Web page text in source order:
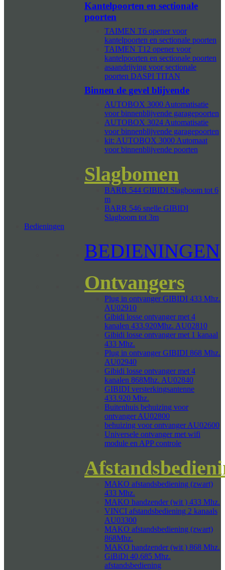
Kantelpoorten en sectionale
poorten
TAIMEN T6 opener voor
kantelpoorten en sectionale poorten
TAIMEN T12 opener voor
kantelpoorten en sectionale poorten
asaandrijving voor sectionale
poorten DASPI TITAN
Binnen de gevel blijvende
AUTOBOX 3000 Automatisatie
voor binnenblijvende garagepoorten
AUTOBOX 3024 Automatisatie
voor binnenblijvende garagepoorten
kit: AUTOBOX 3000 Automaat
voor binnenblijvende poorten
Slagbomen
BARR 544 GIBIDI Slagboom tot 6
m
BARR 546 snelle GIBIDI
Slagboom tot 3m
Bedieningen
BEDIENINGEN
Ontvangers
Plug in ontvanger GIBIDI 433 Mhz.
AU02910
Gibidi losse ontvanger met 4
kanalen 433.920Mhz. AU02810
Gibidi losse ontvanger met 1 kanaal
433 Mhz.
Plug in ontvanger GIBIDI 868 Mhz.
AU02940
Gibidi losse ontvanger met 4
kanalen 868Mhz. AU02840
GIBIDI versterkingsantenne
433.920 Mhz.
Buitenhuis behuizing voor
ontvanger AU02800
behuizing voor ontvanger AU02600
Universele ontvanger met wifi
module en APP controle
MAKO afstandsbediening (zwart)
433 Mhz.
MAKO handzender (wit ) 433 Mhz.
VINCI afstandsbediening 2 kanaals
AU03300
MAKO afstandsbediening (zwart)
868Mhz.
MAKO handzender (wit ) 868 Mhz.
GiBiDi 40,685 Mhz.
afstandsbediening